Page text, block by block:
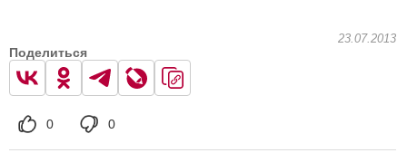
23.07.2013
Поделиться
0 0